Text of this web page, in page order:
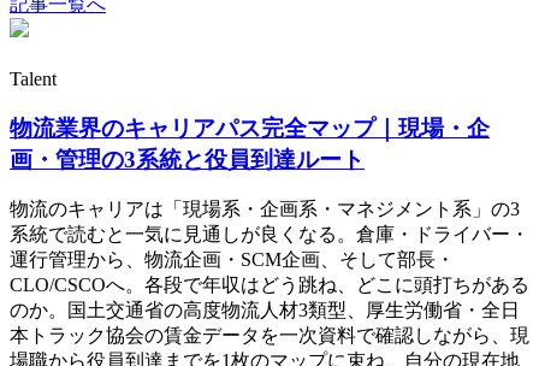
記事一覧へ
Talent
物流業界のキャリアパス完全マップ｜現場・企
画・管理の3系統と役員到達ルート
物流のキャリアは「現場系・企画系・マネジメント系」の3
系統で読むと一気に見通しが良くなる。倉庫・ドライバー・
運行管理から、物流企画・SCM企画、そして部長・
CLO/CSCOへ。各段で年収はどう跳ね、どこに頭打ちがある
のか。国土交通省の高度物流人材3類型、厚生労働省・全日
本トラック協会の賃金データを一次資料で確認しながら、現
場職から役員到達までを1枚のマップに束ね、自分の現在地